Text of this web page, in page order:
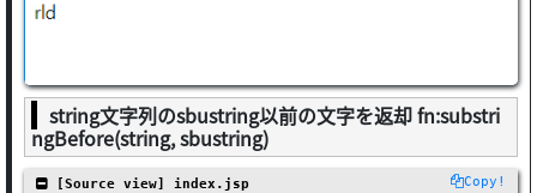
string文字列のsbustring以前の文字を返却 fn:substri
ngBefore(string, sbustring)
Copy!
[Source view] index.jsp